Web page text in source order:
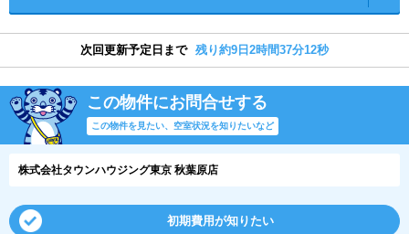
次回更新予定日まで 残り約9日2時間37分12秒
この物件にお問合せする
この物件を見たい、空室状況を知りたいなど
株式会社タウンハウジング東京 秋葉原店
初期費用が知りたい